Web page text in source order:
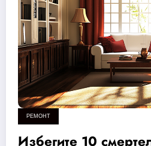
РЕМОНТ
Избегите 10